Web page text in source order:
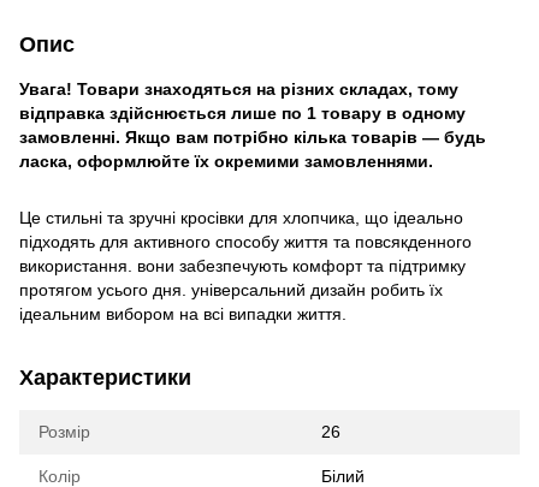
Опис
Увага! Товари знаходяться на різних складах, тому
відправка здійснюється лише по 1 товару в одному
замовленні. Якщо вам потрібно кілька товарів — будь
ласка, оформлюйте їх окремими замовленнями.
Це стильні та зручні кросівки для хлопчика, що ідеально
підходять для активного способу життя та повсякденного
використання. вони забезпечують комфорт та підтримку
протягом усього дня. універсальний дизайн робить їх
ідеальним вибором на всі випадки життя.
Характеристики
Розмір 26
Колір Білий